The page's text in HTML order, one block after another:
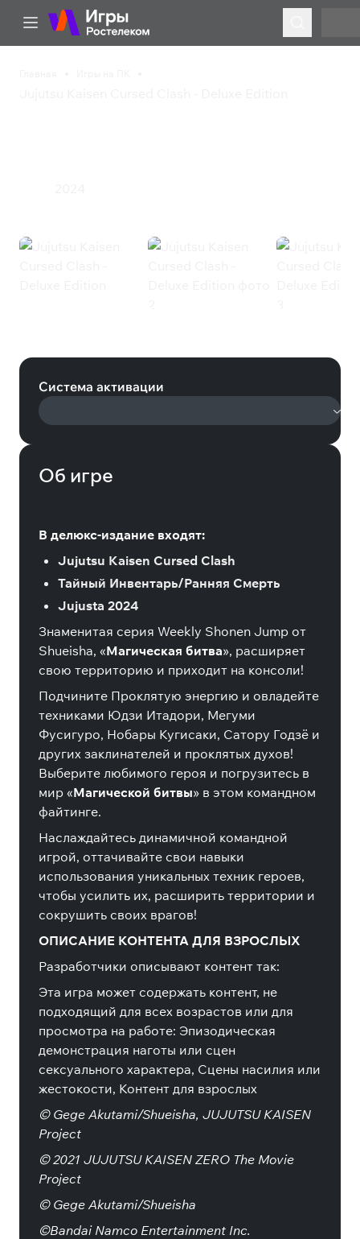
Система активации
Об игре
В делюкс-издание входят:
Jujutsu Kaisen Cursed Clash
Тайный Инвентарь/Ранняя Смерть
Jujusta 2024
Знаменитая серия Weekly Shonen Jump от
Shueisha, «Магическая битва», расширяет
свою территорию и приходит на консоли!
Подчините Проклятую энергию и овладейте
техниками Юдзи Итадори, Мегуми
Фусигуро, Нобары Кугисаки, Сатору Годзё и
других заклинателей и проклятых духов!
Выберите любимого героя и погрузитесь в
мир «Магической битвы» в этом командном
файтинге.
Наслаждайтесь динамичной командной
игрой, оттачивайте свои навыки
использования уникальных техник героев,
чтобы усилить их, расширить территории и
сокрушить своих врагов!
ОПИСАНИЕ КОНТЕНТА ДЛЯ ВЗРОСЛЫХ
Разработчики описывают контент так:
Эта игра может содержать контент, не
подходящий для всех возрастов или для
просмотра на работе: Эпизодическая
демонстрация наготы или сцен
сексуального характера, Сцены насилия или
жестокости, Контент для взрослых
© Gege Akutami/Shueisha, JUJUTSU KAISEN
Project
© 2021 JUJUTSU KAISEN ZERO The Movie
Project
© Gege Akutami/Shueisha
©Bandai Namco Entertainment Inc.